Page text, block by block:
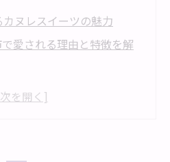
ヌレスイーツの魅力
愛される理由と特徴を解
カヌレの新しい楽しみ方